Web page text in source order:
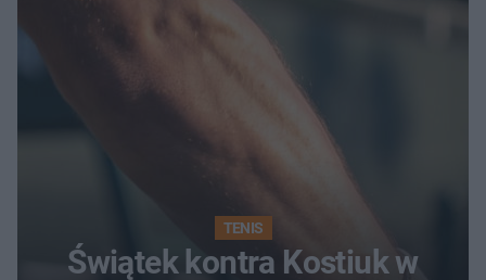
TENIS
Świątek kontra Kostiuk w